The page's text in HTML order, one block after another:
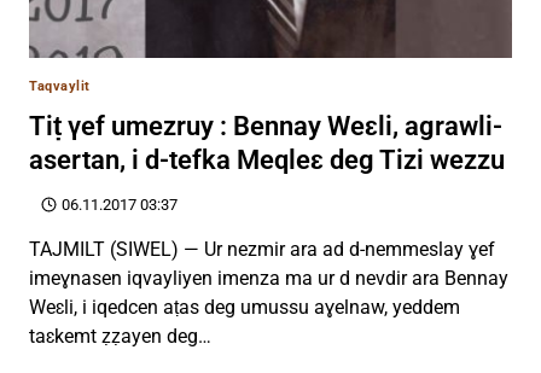
Taqvaylit
Tiṭ γef umezruy : Bennay Weɛli, agrawli-
asertan, i d-tefka Meqleɛ deg Tizi wezzu
06.11.2017 03:37
TAJMILT (SIWEL) — Ur nezmir ara ad d-nemmeslay ɣef
imeɣnasen iqvayliyen imenza ma ur d nevdir ara Bennay
Weɛli, i iqedcen aṭas deg umussu aɣelnaw, yeddem
taɛkemt ẓẓayen deg…